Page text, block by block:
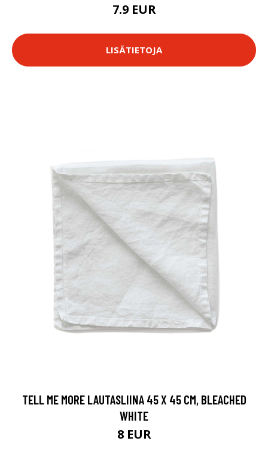
7.9 EUR
LISÄTIETOJA
TELL ME MORE LAUTASLIINA 45 X 45 CM, BLEACHED
WHITE
8 EUR